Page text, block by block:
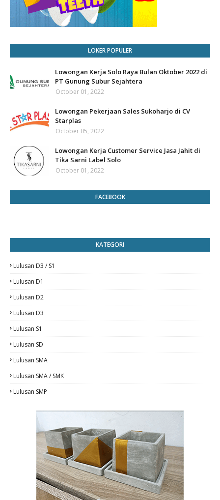
LOKER POPULER
Lowongan Kerja Solo Raya Bulan Oktober 2022 di
PT Gunung Subur Sejahtera
October 01, 2022
Lowongan Pekerjaan Sales Sukoharjo di CV
Starplas
October 05, 2022
Lowongan Kerja Customer Service Jasa Jahit di
Tika Sarni Label Solo
October 01, 2022
FACEBOOK
KATEGORI
Lulusan D3 / S1
Lulusan D1
Lulusan D2
Lulusan D3
Lulusan S1
Lulusan SD
Lulusan SMA
Lulusan SMA / SMK
Lulusan SMP